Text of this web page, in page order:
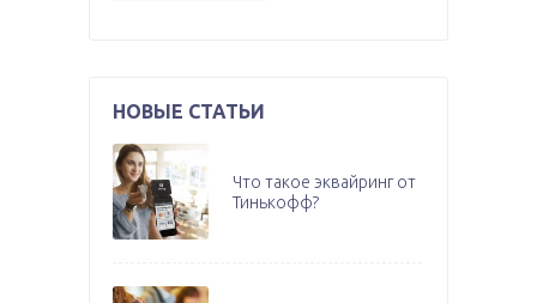
НОВЫЕ СТАТЬИ
Что такое эквайринг от
Тинькофф?